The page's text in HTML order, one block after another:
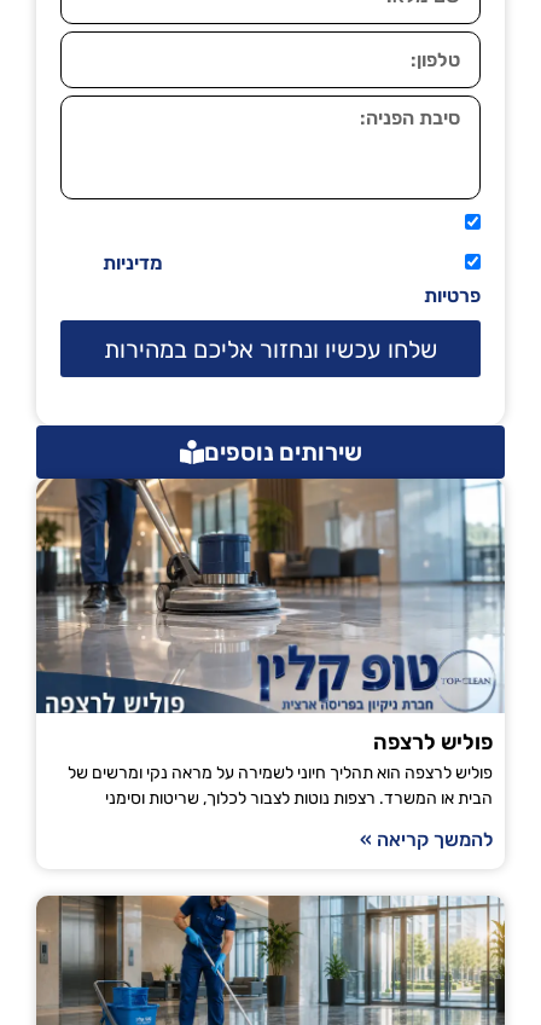
מדיניות
פרטיות
שלחו עכשיו ונחזור אליכם במהירות
שירותים נוספים
פוליש לרצפה
פוליש לרצפה הוא תהליך חיוני לשמירה על מראה נקי ומרשים של
הבית או המשרד. רצפות נוטות לצבור לכלוך, שריטות וסימני
להמשך קריאה »